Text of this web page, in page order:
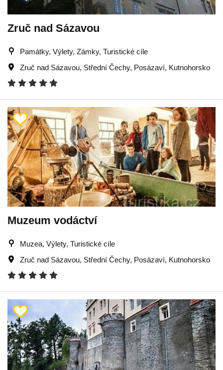
Zruč nad Sázavou
Památky, Výlety, Zámky, Turistické cíle
Zruč nad Sázavou, Střední Čechy, Posázaví, Kutnohorsko
Muzeum vodáctví
Muzea, Výlety, Turistické cíle
Zruč nad Sázavou, Střední Čechy, Posázaví, Kutnohorsko